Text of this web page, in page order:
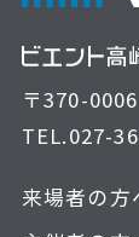
〒370-
TEL.027-
来場者の方